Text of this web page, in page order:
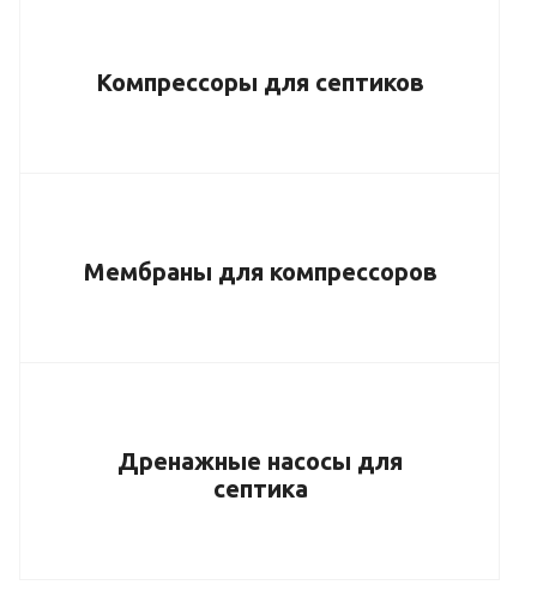
Компрессоры для септиков
Мембраны для компрессоров
Дренажные насосы для
септика